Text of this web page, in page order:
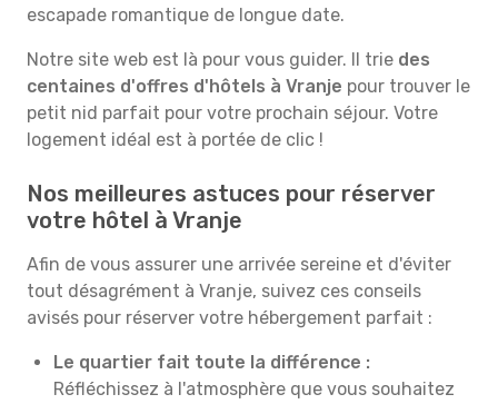
escapade romantique de longue date.
Notre site web est là pour vous guider. Il trie des
centaines d'offres d'hôtels à Vranje pour trouver le
petit nid parfait pour votre prochain séjour. Votre
logement idéal est à portée de clic !
Nos meilleures astuces pour réserver
votre hôtel à Vranje
Afin de vous assurer une arrivée sereine et d'éviter
tout désagrément à Vranje, suivez ces conseils
avisés pour réserver votre hébergement parfait :
Le quartier fait toute la différence :
Réfléchissez à l'atmosphère que vous souhaitez